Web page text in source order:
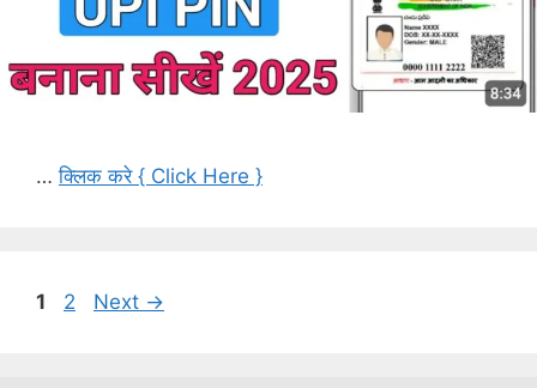
…क्लिक करे { Click Here }
Page
1 Page
2 Next →